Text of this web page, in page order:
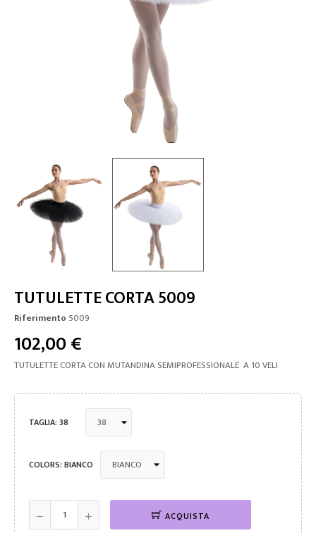
TUTULETTE CORTA 5009
Riferimento 5009
102,00 €
TUTULETTE CORTA CON MUTANDINA SEMIPROFESSIONALE A 10 VELI
TAGLIA: 38
COLORS: BIANCO
ACQUISTA